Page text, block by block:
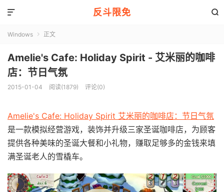
反斗限免 

Windows  正文
Amelie's Cafe: Holiday Spirit - 艾米丽的咖啡
店：节日气氛
2015-01-04 阅读(1879) 评论(0)
Amelie's Cafe: Holiday Spirit 艾米丽的咖啡店：节日气氛
是一款模拟经营游戏，装饰并升级三家圣诞咖啡店，为顾客
提供各种美味的圣诞大餐和小礼物，赚取足够多的金钱来填
满圣诞老人的雪橇车。